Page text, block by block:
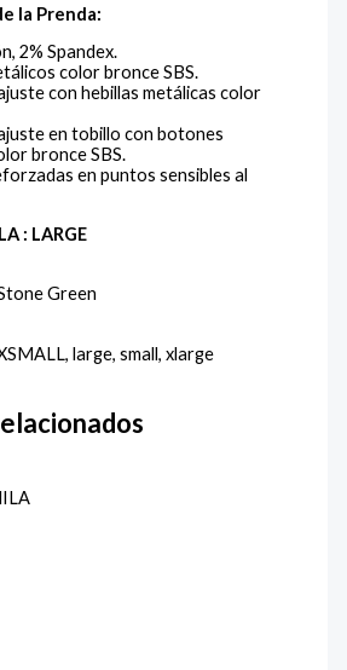
la Prenda:
2% Spandex.
color bronce SBS.
con hebillas metálicas color
en tobillo con botones
bronce SBS.
en puntos sensibles al
: LARGE
Green
large, small, xlarge